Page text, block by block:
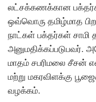
லட்சக்கணக்கான
ஒவ்வொரு தமிழ்மாத
நாட்கள் பக்தர்கள் சாமி
அனுமதிக்கப்படுபவர்.
மாதம் சபரிமலை சீசன்
மற்று மகரவிளக்கு
வழக்கம்.